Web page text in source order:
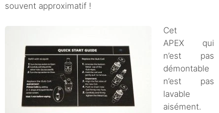
souvent approximatif !
Cet
APEX qui
n’est pas
démontable
n’est pas
lavable
aisément.